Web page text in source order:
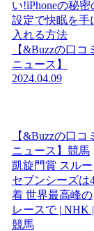
い!iPhoneの秘密
設定で快眠を手
入れる方法
【&Buzzの口コ
ニュース】
2024.04.09
【&Buzzの口コ
ニュース】競馬
凱旋門賞 スルー
セブンシーズは
着 世界最高峰の
レースで | NHK |
競馬